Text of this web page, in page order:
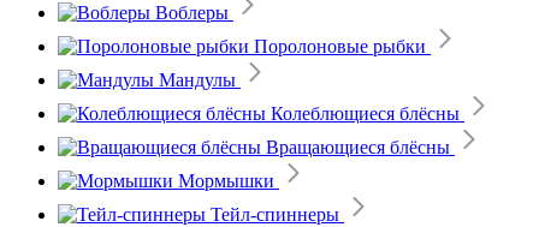
Воблеры
Поролоновые рыбки
Мандулы
Колеблющиеся блёсны
Вращающиеся блёсны
Мормышки
Тейл-спиннеры